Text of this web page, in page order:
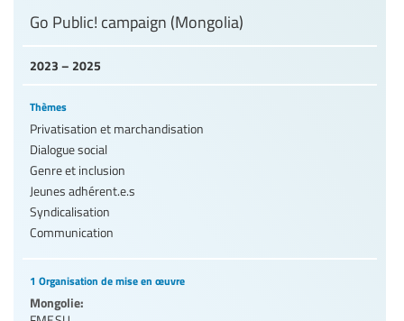
2023 – 2025
Go Public! campaign (Mongolia)
Thèmes
Privatisation et marchandisation
Dialogue social
Genre et inclusion
Jeunes adhérent.e.s
Syndicalisation
Communication
1 Organisation de mise en œuvre
Mongolie: